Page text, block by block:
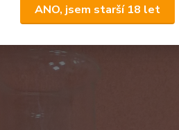
ANO, jsem starší 18 let